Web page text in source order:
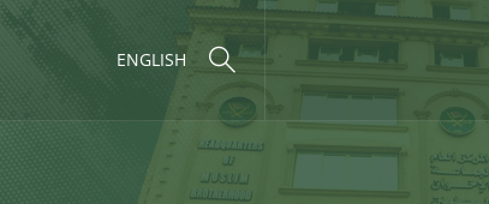
ENGLISH